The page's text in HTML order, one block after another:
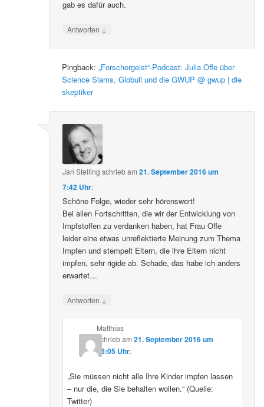
gab es dafür auch.
Antworten ↓
Pingback:„Forschergeist“-Podcast: Julia Offe über
Science Slams, Globuli und die GWUP @ gwup | die
skeptiker
Jan Stelling schriebam21. September 2016 um
7:42 Uhr:
Schöne Folge, wieder sehr hörenswert!
Bei allen Fortschritten, die wir der Entwicklung von
Impfstoffen zu verdanken haben, hat Frau Offe
leider eine etwas unreflektierte Meinung zum Thema
Impfen und stempelt Eltern, die ihre Eltern nicht
impfen, sehr rigide ab. Schade, das habe ich anders
erwartet…
Antworten ↓
Matthias
schriebam 21. September 2016 um
16:05 Uhr:
„Sie müssen nicht alle Ihre Kinder impfen lassen
– nur die, die Sie behalten wollen.“ (Quelle:
Twitter)